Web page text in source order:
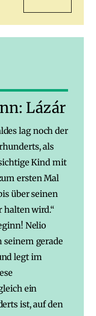
Lázár
lag noch der
als
Kind mit
ersten Mal
über seinen
halten wird.“
Nelio
gerade
legt im
ein
ist, auf den